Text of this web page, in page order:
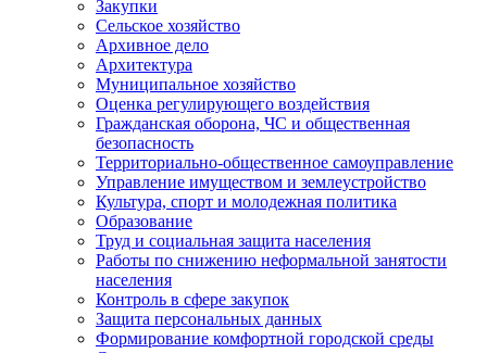
Закупки
Сельское хозяйство
Архивное дело
Архитектура
Муниципальное хозяйство
Оценка регулирующего воздействия
Гражданская оборона, ЧС и общественная
безопасность
Территориально-общественное самоуправление
Управление имуществом и землеустройство
Культура, спорт и молодежная политика
Образование
Труд и социальная защита населения
Работы по снижению неформальной занятости
населения
Контроль в сфере закупок
Защита персональных данных
Формирование комфортной городской среды